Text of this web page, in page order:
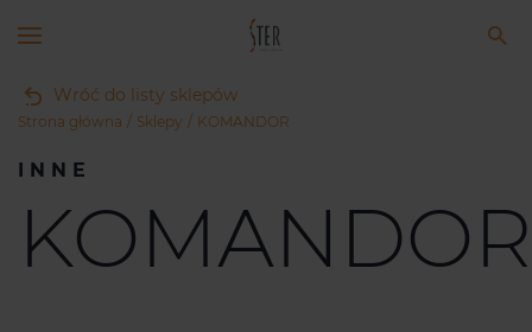
Strona główna Sklepy KOMANDOR
Wróć do listy sklepów
INNE
KOMANDOR